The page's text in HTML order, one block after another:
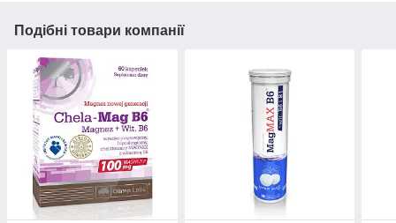
Подібні товари компанії